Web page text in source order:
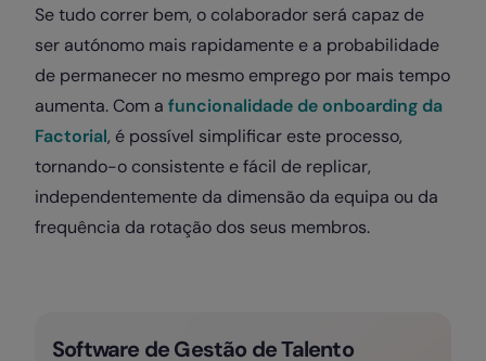
Se tudo correr bem, o colaborador será capaz de
ser autónomo mais rapidamente e a probabilidade
de permanecer no mesmo emprego por mais tempo
aumenta. Com a funcionalidade de onboarding da
Factorial, é possível simplificar este processo,
tornando-o consistente e fácil de replicar,
independentemente da dimensão da equipa ou da
frequência da rotação dos seus membros.
Software de Gestão de Talento